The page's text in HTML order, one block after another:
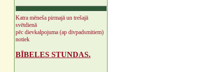
Katra mēneša pirmajā un trešajā
svētdienā
pēc dievkalpojuma (ap divpadsmitiem)
notiek
BĪBELES STUNDAS.